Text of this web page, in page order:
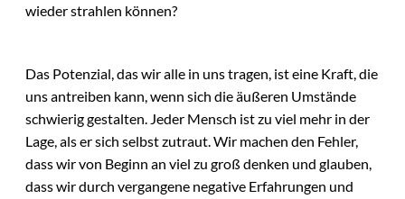
wieder strahlen können?
Das Potenzial, das wir alle in uns tragen, ist eine Kraft, die
uns antreiben kann, wenn sich die äußeren Umstände
schwierig gestalten. Jeder Mensch ist zu viel mehr in der
Lage, als er sich selbst zutraut. Wir machen den Fehler,
dass wir von Beginn an viel zu groß denken und glauben,
dass wir durch vergangene negative Erfahrungen und